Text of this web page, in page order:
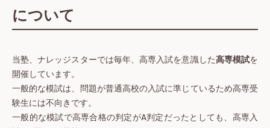
について
当塾、ナレッジスターでは毎年、高専入試を意識した高専模試を
開催しています。
一般的な模試は、問題が普通高校の入試に準じているため高専受
験生には不向きです。
一般的な模試で高専合格の判定がA判定だったとしても、高専入